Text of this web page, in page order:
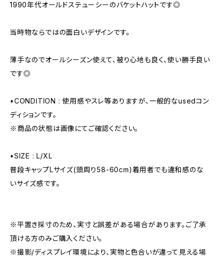
1990年代オールドステューシーのバケットハットです◎
当時物ならではの面白いデザインです。
薄手なのでオールシーズン使えて、被り心地も良く、使い勝手良い
です◎
•CONDITION : 使用感やスレ等ありますが、一般的なusedコン
ディションです。
※商品の状態は画像にてご確認ください。
•SIZE : L/XL
普段キャップLサイズ(頭周り58-60cm)着用者でも違和感のな
いサイズ感です。
※平置き採寸のため、実寸と誤差がある場合があります。ご了承
頂ける方のみご購入ください。
※撮影/ディスプレイ環境により、実物と色合いが違って見える場